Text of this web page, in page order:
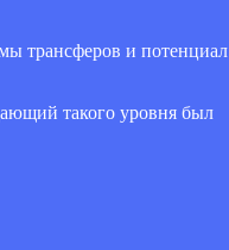
трансферов и потенциал
такого уровня был